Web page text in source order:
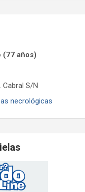
(77 años)
Cabral S/N
necrológicas